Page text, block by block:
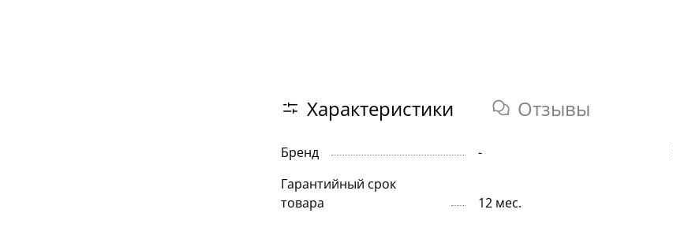
Характеристики Отзывы
Бренд -
Гарантийный срок
товара
12 мес.